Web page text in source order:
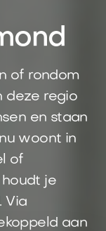
of rondom
deze regio
en staan
woont in
of
je
Via
aan